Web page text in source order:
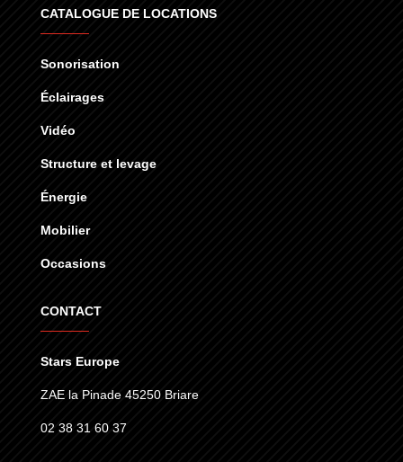
CATALOGUE DE LOCATIONS
Sonorisation
Éclairages
Vidéo
Structure et levage
Énergie
Mobilier
Occasions
CONTACT
Stars Europe
ZAE la Pinade 45250 Briare
02 38 31 60 37